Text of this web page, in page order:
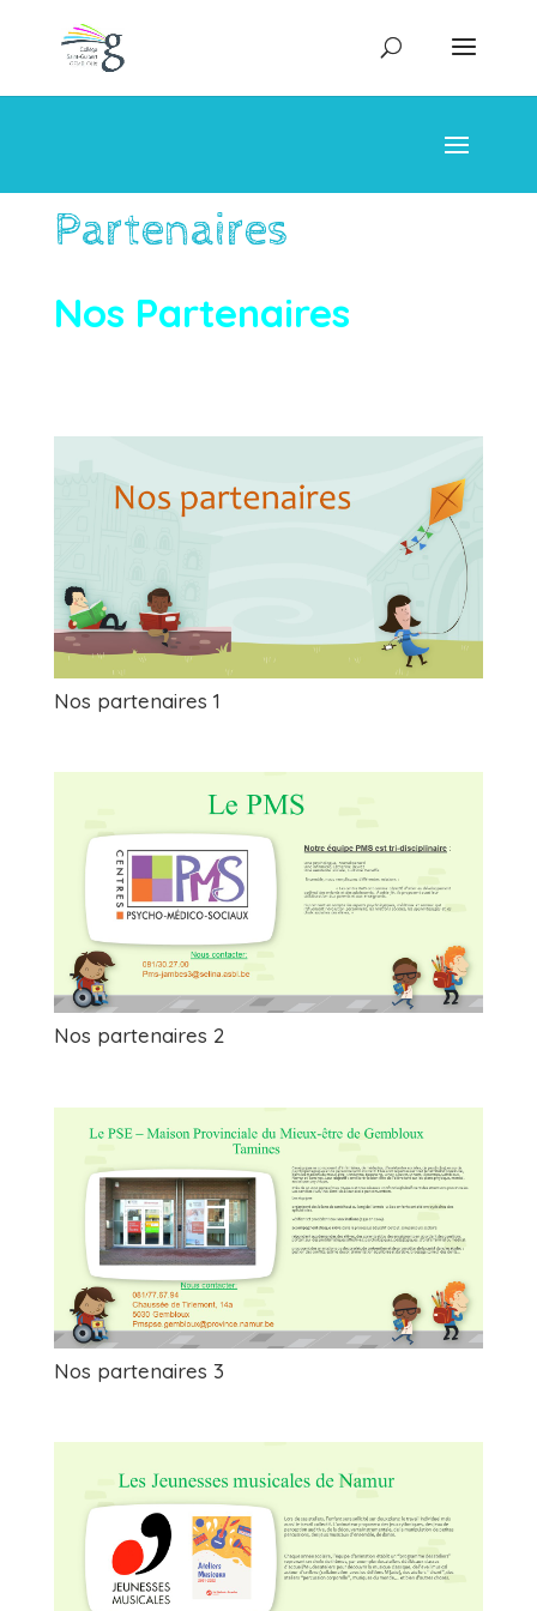
Partenaires
Nos Partenaires
Nos partenaires 1
Nos partenaires 2
Nos partenaires 3